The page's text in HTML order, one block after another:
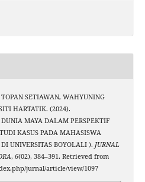
SETIAWAN, WAHYUNING
HARTATIK. (2024).
MAYA DALAM PERSPEKTIF
KASUS PADA MAHASISWA
UNIVERSITAS BOYOLALI ). JURNAL
, 6(02), 384–391. Retrieved from
jurnal/article/view/1097